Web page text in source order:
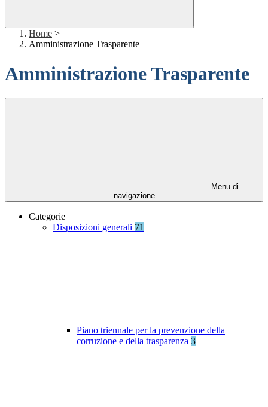
Home >
Amministrazione Trasparente
Amministrazione Trasparente
Menu di
navigazione
Categorie
Disposizioni generali 71
Piano triennale per la prevenzione della
corruzione e della trasparenza 3